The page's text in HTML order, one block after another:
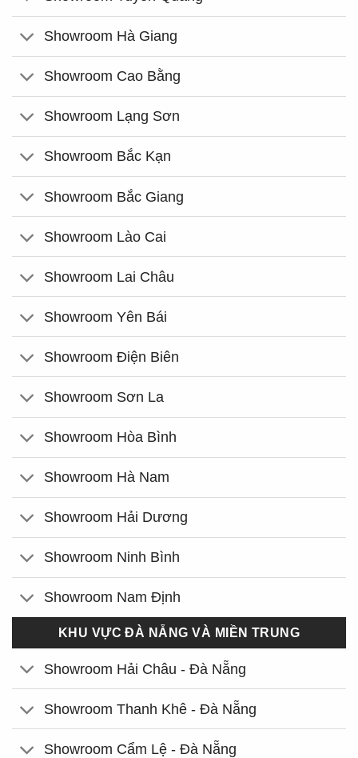
Showroom Hà Giang
Showroom Cao Bằng
Showroom Lạng Sơn
Showroom Bắc Kạn
Showroom Bắc Giang
Showroom Lào Cai
Showroom Lai Châu
Showroom Yên Bái
Showroom Điện Biên
Showroom Sơn La
Showroom Hòa Bình
Showroom Hà Nam
Showroom Hải Dương
Showroom Ninh Bình
Showroom Nam Định
KHU VỰC ĐÀ NẴNG VÀ MIỀN TRUNG
Showroom Hải Châu - Đà Nẵng
Showroom Thanh Khê - Đà Nẵng
Showroom Cẩm Lệ - Đà Nẵng